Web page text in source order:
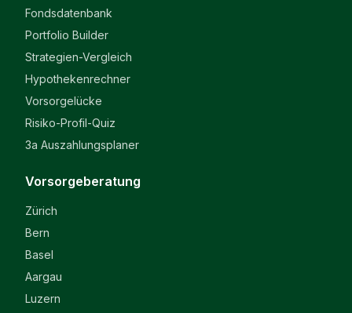
Fondsdatenbank
Portfolio Builder
Strategien-Vergleich
Hypothekenrechner
Vorsorgelücke
Risiko-Profil-Quiz
3a Auszahlungsplaner
Vorsorgeberatung
Zürich
Bern
Basel
Aargau
Luzern